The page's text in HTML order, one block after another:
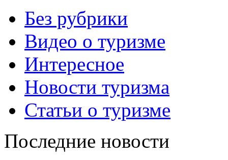
Без рубрики
Видео о туризме
Интересное
Новости туризма
Статьи о туризме
Последние новости